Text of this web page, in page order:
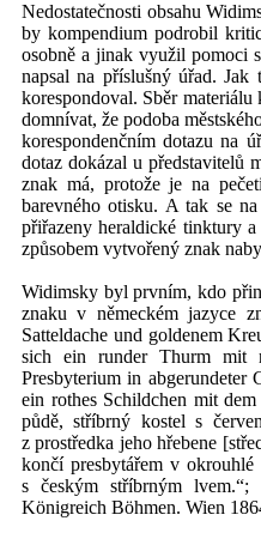
Nedostatečnosti obsahu
by kompendium podrobil
osobně a jinak využil pomoci
napsal na příslušný úřad.
korespondoval. Sběr
domnívat, že podoba
korespondenčním dotazu na
dotaz dokázal u představitelů
znak má, protože je na
barevného otisku. A tak se
přiřazeny heraldické tinktury
způsobem vytvořený znak
Widimsky byl prvním, kdo
znaku v německém jazyce
Satteldache und goldenem
sich ein runder Thurm mit
Presbyterium in abgerundeter
ein rothes Schildchen mit
půdě, stříbrný kostel s
z prostředka jeho hřebene
končí presbytářem v
s českým stříbrným lvem.“;
Königreich Böhmen. Wien